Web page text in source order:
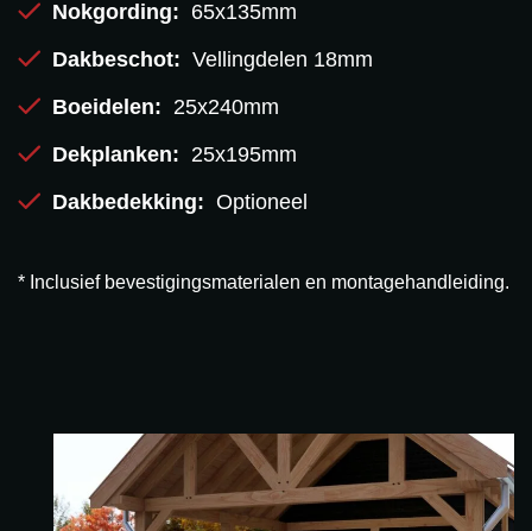
Nokgording: 65x135mm
Dakbeschot: Vellingdelen 18mm
Boeidelen: 25x240mm
Dekplanken: 25x195mm
Dakbedekking: Optioneel
* Inclusief bevestigingsmaterialen en montagehandleiding.